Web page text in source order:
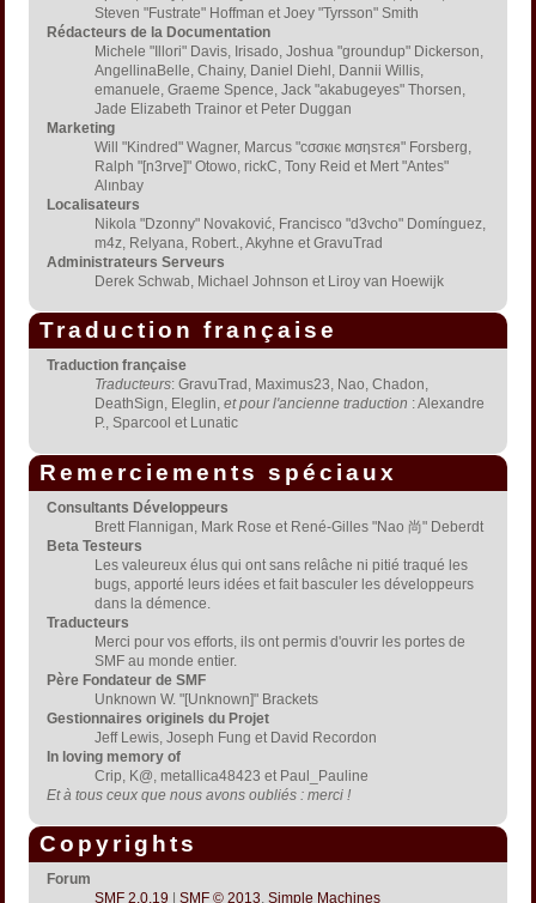
Steven "Fustrate" Hoffman et Joey "Tyrsson" Smith
Rédacteurs de la Documentation
Michele "Illori" Davis, Irisado, Joshua "groundup" Dickerson,
AngellinaBelle, Chainy, Daniel Diehl, Dannii Willis,
emanuele, Graeme Spence, Jack "akabugeyes" Thorsen,
Jade Elizabeth Trainor et Peter Duggan
Marketing
Will "Kindred" Wagner, Marcus "cσσкιє мσηѕтєя" Forsberg,
Ralph "[n3rve]" Otowo, rickC, Tony Reid et Mert "Antes"
Alınbay
Localisateurs
Nikola "Dzonny" Novaković, Francisco "d3vcho" Domínguez,
m4z, Relyana, Robert., Akyhne et GravuTrad
Administrateurs Serveurs
Derek Schwab, Michael Johnson et Liroy van Hoewijk
Traduction française
Traduction française
Traducteurs: GravuTrad, Maximus23, Nao, Chadon,
DeathSign, Eleglin, et pour l'ancienne traduction : Alexandre
P., Sparcool et Lunatic
Remerciements spéciaux
Consultants Développeurs
Brett Flannigan, Mark Rose et René-Gilles "Nao 尚" Deberdt
Beta Testeurs
Les valeureux élus qui ont sans relâche ni pitié traqué les
bugs, apporté leurs idées et fait basculer les développeurs
dans la démence.
Traducteurs
Merci pour vos efforts, ils ont permis d'ouvrir les portes de
SMF au monde entier.
Père Fondateur de SMF
Unknown W. "[Unknown]" Brackets
Gestionnaires originels du Projet
Jeff Lewis, Joseph Fung et David Recordon
In loving memory of
Crip, K@, metallica48423 et Paul_Pauline
Et à tous ceux que nous avons oubliés : merci !
Copyrights
Forum
SMF 2.0.19
SMF © 2013, Simple Machines